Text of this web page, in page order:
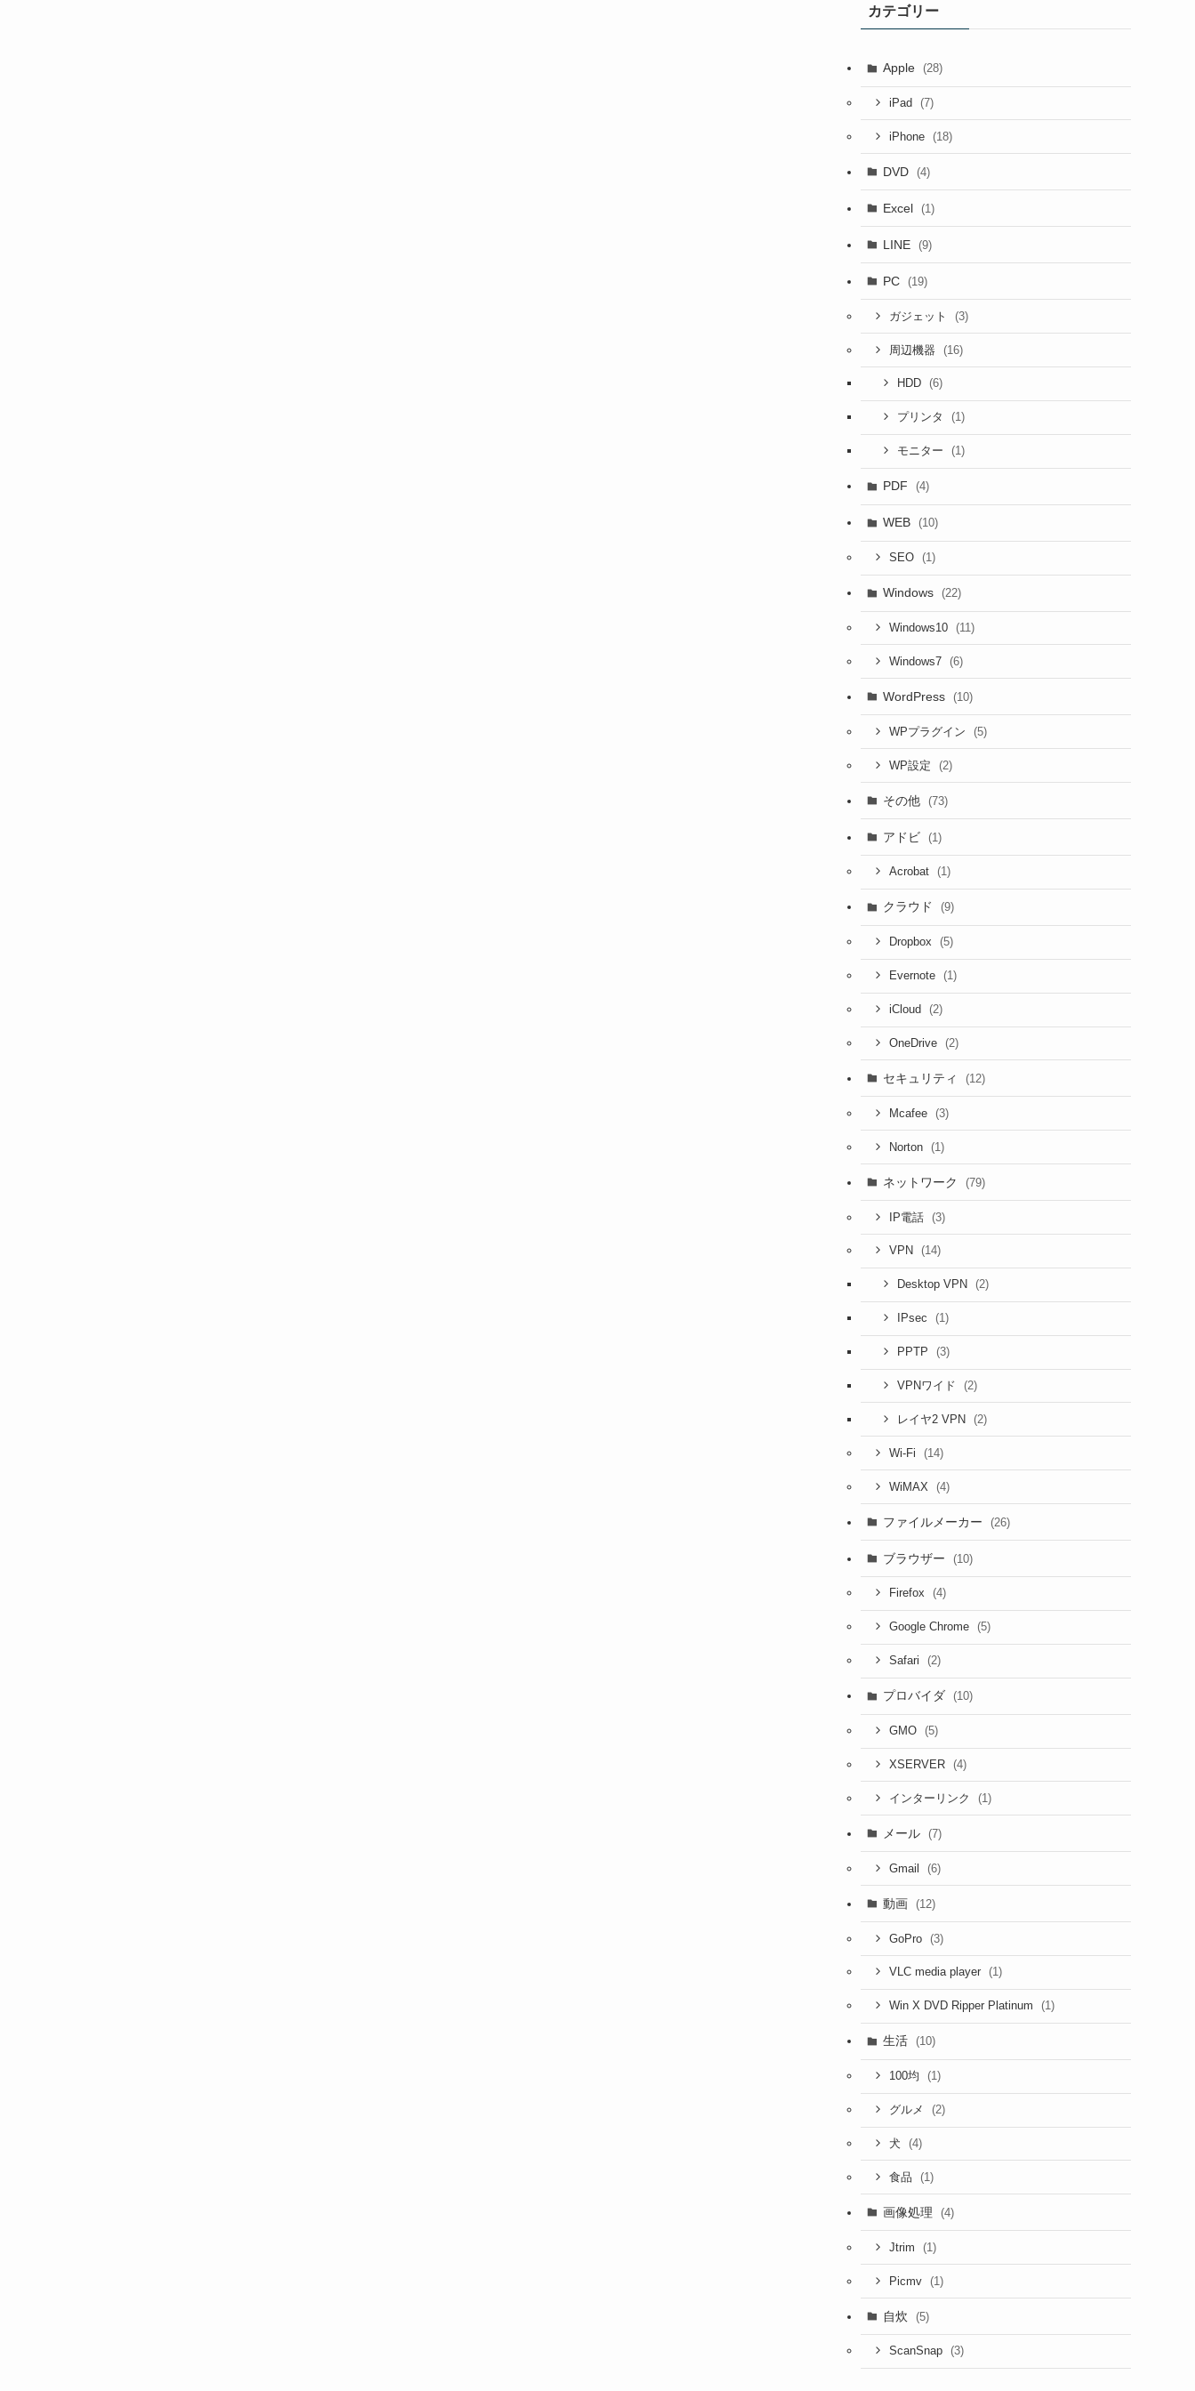
カテゴリー
Apple (28)
iPad (7)
iPhone (18)
DVD (4)
Excel (1)
LINE (9)
PC (19)
ガジェット (3)
周辺機器 (16)
HDD (6)
プリンタ (1)
モニター (1)
PDF (4)
WEB (10)
SEO (1)
Windows (22)
Windows10 (11)
Windows7 (6)
WordPress (10)
WPプラグイン (5)
WP設定 (2)
その他 (73)
アドビ (1)
Acrobat (1)
クラウド (9)
Dropbox (5)
Evernote (1)
iCloud (2)
OneDrive (2)
セキュリティ (12)
Mcafee (3)
Norton (1)
ネットワーク (79)
IP電話 (3)
VPN (14)
Desktop VPN (2)
IPsec (1)
PPTP (3)
VPNワイド (2)
レイヤ2 VPN (2)
Wi-Fi (14)
WiMAX (4)
ファイルメーカー (26)
ブラウザー (10)
Firefox (4)
Google Chrome (5)
Safari (2)
プロバイダ (10)
GMO (5)
XSERVER (4)
インターリンク (1)
メール (7)
Gmail (6)
動画 (12)
GoPro (3)
VLC media player (1)
Win X DVD Ripper Platinum (1)
生活 (10)
100均 (1)
グルメ (2)
犬 (4)
食品 (1)
画像処理 (4)
Jtrim (1)
Picmv (1)
自炊 (5)
ScanSnap (3)